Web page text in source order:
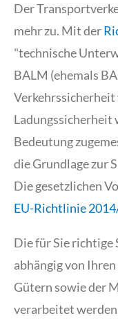
Der
mehr zu. Mit der
"technische
BALM (ehemals
Ladungssicherheit
Bedeutung
die Grundlage zur
Die gesetzlichen
EU-Richtlinie
Die für Sie
abhängig von
Gütern sowie der
verarbeitet